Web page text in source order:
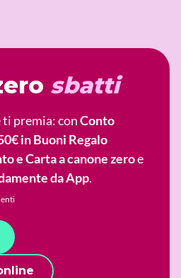
sbatti
premia: conConto
in Buoni Regalo
e Carta a canone zeroe
da App.